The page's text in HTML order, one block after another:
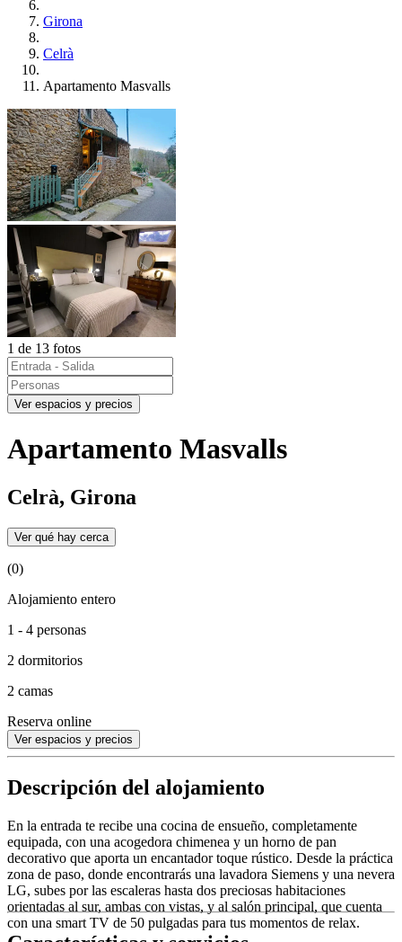
Girona
Celrà
Apartamento Masvalls
1 de 13 fotos
Ver espacios y precios
Apartamento Masvalls
Celrà, Girona
Ver qué hay cerca
(0)
Alojamiento entero
1 - 4 personas
2 dormitorios
2 camas
Reserva online
Ver espacios y precios
Descripción del alojamiento
En la entrada te recibe una cocina de ensueño, completamente
equipada, con una acogedora chimenea y un horno de pan
decorativo que aporta un encantador toque rústico. Desde la práctica
zona de paso, donde encontrarás una lavadora Siemens y una nevera
LG, subes por las escaleras hasta dos preciosas habitaciones
orientadas al sur, ambas con vistas, y al salón principal, que cuenta
con una smart TV de 50 pulgadas para tus momentos de relax.